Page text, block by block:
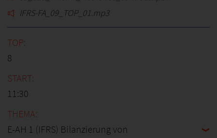
IFRS-FA_09_TOP_01.mp3
8
11:30
E-AH 1 (IFRS) Bilanzierung von